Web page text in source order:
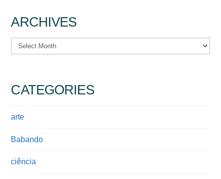
ARCHIVES
Archives
CATEGORIES
arte
Babando
ciência